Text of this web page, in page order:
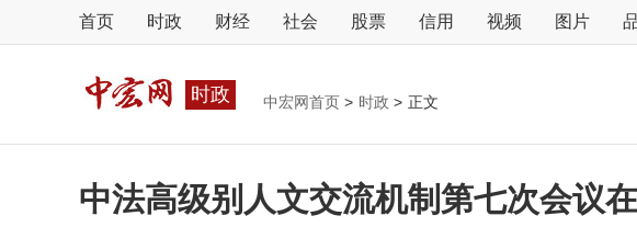
首页 时政 财经 社会 股票 信用 视频 图片
时政 中宏网首页 > 时政 > 正文
中法高级别人文交流机制第七次会议